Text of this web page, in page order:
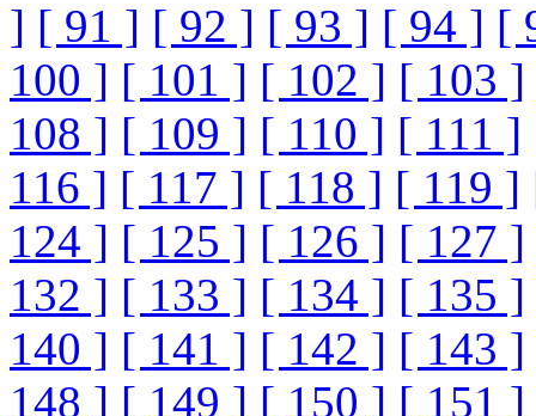
] [ 91 ] [ 92 ] [ 93 ] [ 94 ] [
100 ] [ 101 ] [ 102 ] [ 103 ]
108 ] [ 109 ] [ 110 ] [ 111 ]
116 ] [ 117 ] [ 118 ] [ 119 ]
124 ] [ 125 ] [ 126 ] [ 127 ]
132 ] [ 133 ] [ 134 ] [ 135 ]
140 ] [ 141 ] [ 142 ] [ 143 ]
148 ] [ 149 ] [ 150 ] [ 151 ]